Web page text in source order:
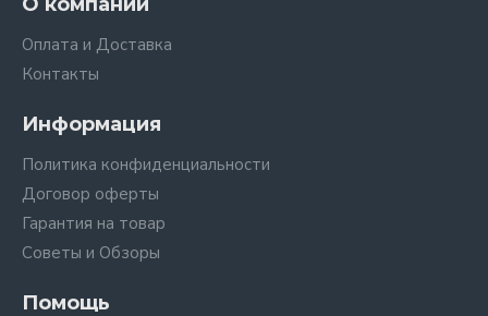
Оплата и Доставка
Контакты
Информация
Политика конфиденциальности
Договор оферты
Гарантия на товар
Советы и Обзоры
Помощь